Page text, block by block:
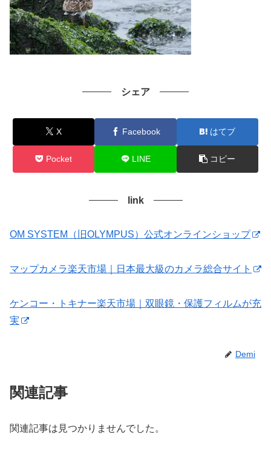
シェア
X Facebook はてブ
Pocket LINE コピー
link
OM SYSTEM（旧OLYMPUS）公式オンラインショップ
マップカメラ楽天市場｜日本最大級のカメラ総合サイト
ケンコー・トキナー楽天市場｜双眼鏡・保護フィルムが充
実
Demi
関連記事
関連記事は見つかりませんでした。